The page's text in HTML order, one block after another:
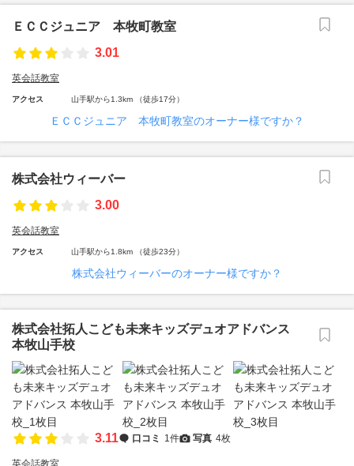
ＥＣＣジュニア 本牧町教室
3.01
英会話教室
アクセス 山手駅から1.3km （徒歩17分）
ＥＣＣジュニア 本牧町教室のオーナー様ですか？
株式会社ウィーバー
3.00
英会話教室
アクセス 山手駅から1.8km （徒歩23分）
株式会社ウィーバーのオーナー様ですか？
株式会社拓人こども未来キッズデュオアドバンス
本牧山手校
3.11 口コミ 1件 写真 4枚
英会話教室